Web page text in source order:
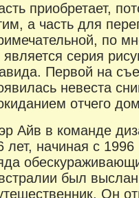
приобретает,
а часть для
по
является серия
Первой на
невеста
отчего
Айв в команде
лет, начиная с
был
Он